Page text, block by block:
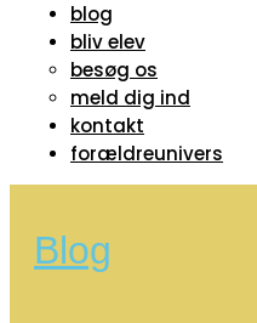
blog
bliv elev
besøg os
meld dig ind
kontakt
forældreunivers
Blog